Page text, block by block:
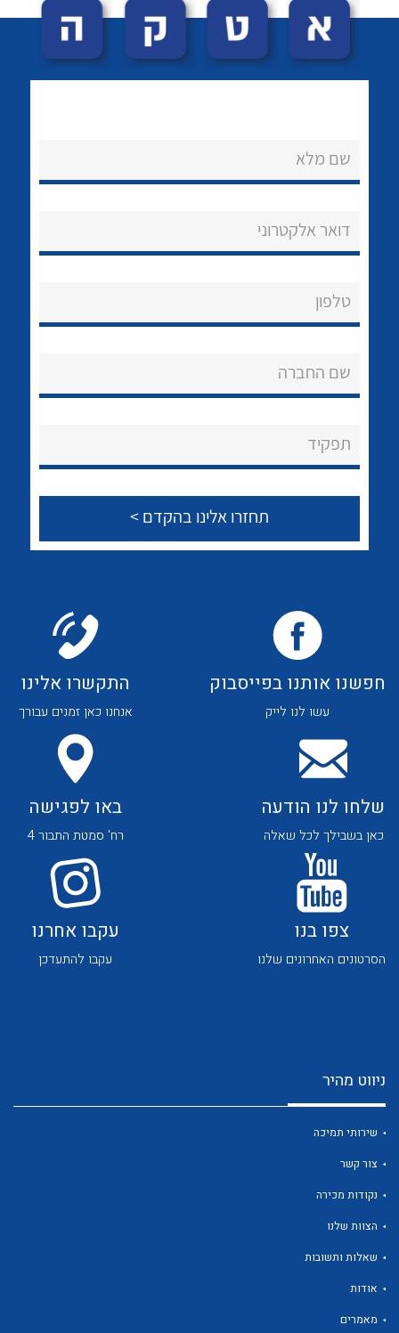
הצוות שלנו
שירותי תמיכה
לכל מוצרי היצרן לכל מוצרי היצרן
לכל מוצרי היצרן לכל מוצרי היצרן
לכל מוצרי היצרן לכל מוצרי היצרן
לכל מוצרי היצרן
שם מלא
דואר אלקטרוני
טלפון
שם החברה
תפקיד
חפשנו אותנו בפייסבוק
עשו לנו לייק
התקשרו אלינו
אנחנו כאן זמנים עבורך
שלחו לנו הודעה
כאן בשבילך לכל שאלה
באו לפגישה
רח' סמטת התבור 4
צפו בנו
הסרטונים האחרונים שלנו
עקבו אחרנו
עקבו להתעדכן
ניווט מהיר
שירותי תמיכה
צור קשר
נקודות מכירה
הצוות שלנו
שאלות ותשובות
אודות
מאמרים